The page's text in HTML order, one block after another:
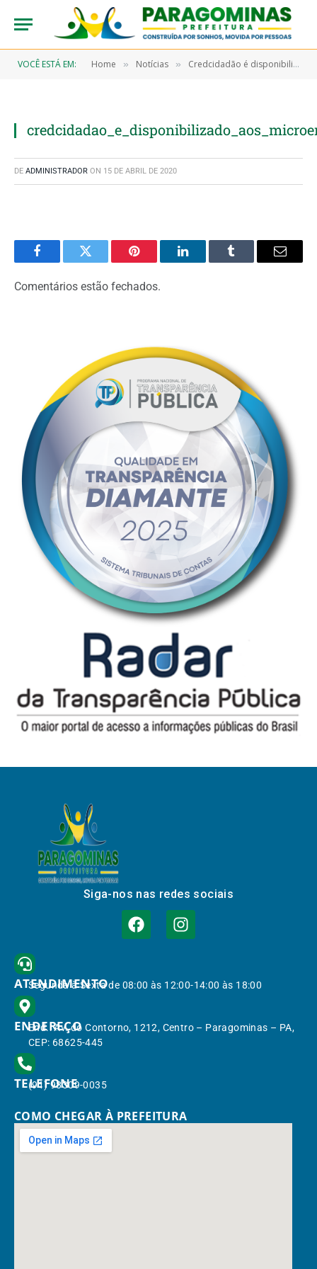
VOCÊ ESTÁ EM: Home » Notícias » Credcidadão é disponibilizado aos microempresários paragominenses
DE ADMINISTRADOR ON 15 DE ABRIL DE 2020
FacebookTwitter Pinterest LinkedInTumblr Email
Comentários estão fechados.
Siga-nos nas redes sociais
ATENDIMENTO
Segunda à Sexta de 08:00 às 12:00-14:00 às 18:00
ENDEREÇO
End.: Av. do Contorno, 1212, Centro – Paragominas – PA,
CEP: 68625-445
TELEFONE
(91) 98309-0035
COMO CHEGAR À PREFEITURA